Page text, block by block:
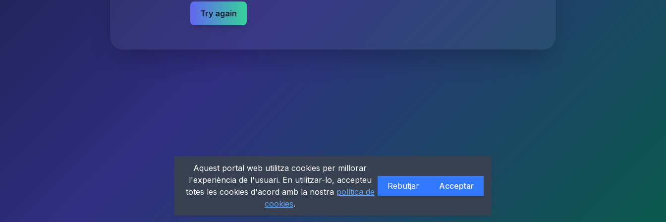
Try again
Aquest portal web utilitza cookies per millorar
l'experiència de l'usuari. En utilitzar-lo, accepteu
totes les cookies d'acord amb la nostra política de
cookies.
Rebutjar Acceptar